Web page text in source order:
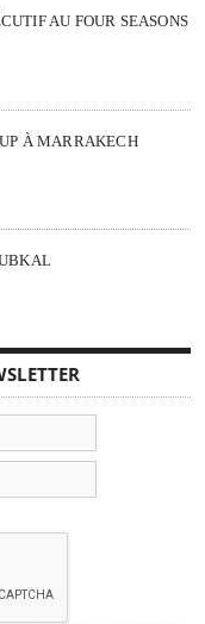
AU FOUR SEASONS
À MARRAKECH